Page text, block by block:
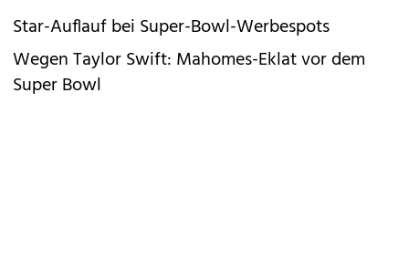
Star-Auflauf bei Super-Bowl-Werbespots
Wegen Taylor Swift: Mahomes-Eklat vor dem
Super Bowl